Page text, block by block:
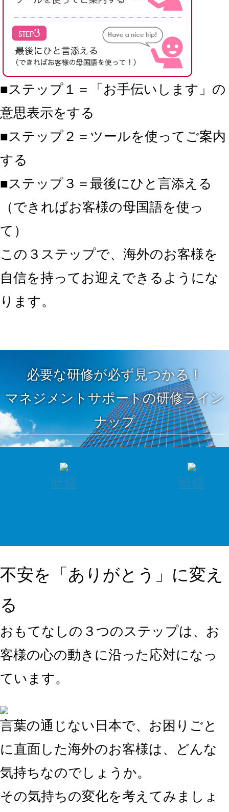
■ステップ１＝「お手伝いします」の
意思表示をする
■ステップ２＝ツールを使ってご案内
する
■ステップ３＝最後にひと言添える
（できればお客様の母国語を使っ
て）
この３ステップで、海外のお客様を
自信を持ってお迎えできるようにな
ります。
必要な研修が必ず見つかる！
マネジメントサポートの研修ライン
ナップ
研修 研修
不安を「ありがとう」に変え
る
おもてなしの３つのステップは、 お
客様の心の動きに沿った応対になっ
ています。
言葉の通じない日本で、お困りごと
に直面した海外のお客様は、どんな
気持ちなのでしょうか。
その気持ちの変化を考えてみましょ